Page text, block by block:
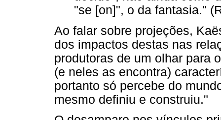
"se [on]", o da fantasia."
Ao falar sobre projeções,
dos impactos destas nas
produtoras de um olhar para
(e neles as encontra)
portanto só percebe do
mesmo definiu e construiu."